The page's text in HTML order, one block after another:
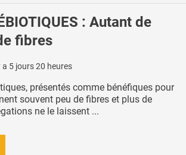
: Autant de
fibres
a 5 jours 20 heures
présentés comme bénéfiques pour
souvent peu de fibres et plus de
ne le laissent ...